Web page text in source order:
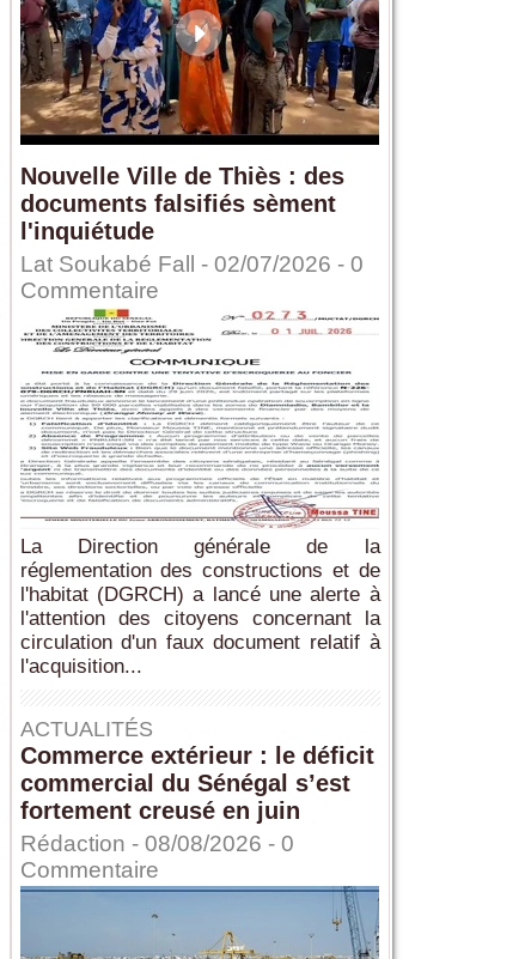
Nouvelle Ville de Thiès : des
documents falsifiés sèment
l'inquiétude
Lat Soukabé Fall - 02/07/2026 - 0
Commentaire
La Direction générale de la
réglementation des constructions et de
l'habitat (DGRCH) a lancé une alerte à
l'attention des citoyens concernant la
circulation d'un faux document relatif à
l'acquisition...
ACTUALITÉS
Commerce extérieur : le déficit
commercial du Sénégal s’est
fortement creusé en juin
Rédaction - 08/08/2026 - 0
Commentaire